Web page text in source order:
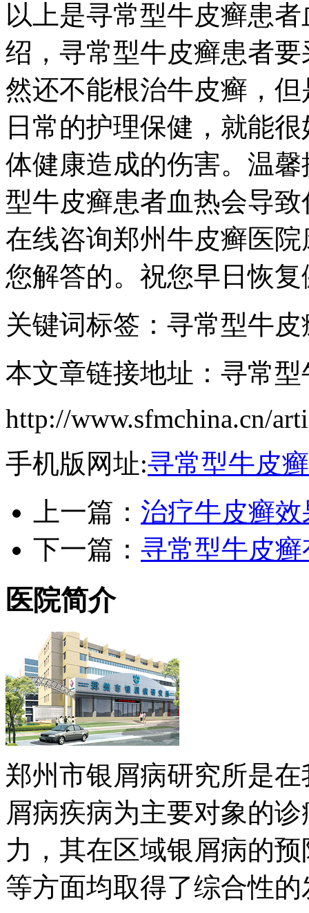
以上是寻常型牛皮癣患
绍，寻常型牛皮癣患者
然还不能根治牛皮癣，
日常的护理保健，就能
体健康造成的伤害。温
型牛皮癣患者血热会导
在线咨询郑州牛皮癣医
您解答的。祝您早日恢复
关键词标签：寻常型牛
本文章链接地址：寻常
http://www.sfmchina.cn/
手机版网址:寻常型牛皮
上一篇： 治疗牛皮癣
下一篇： 寻常型牛皮
医院简介
郑州市银屑病研究所是
屑病疾病为主要对象的
力，其在区域银屑病的
等方面均取得了综合性的